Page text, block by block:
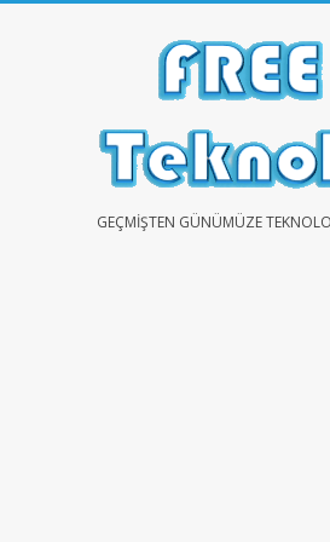
FREEGEÇMIŞTEN GÜNÜMÜZE